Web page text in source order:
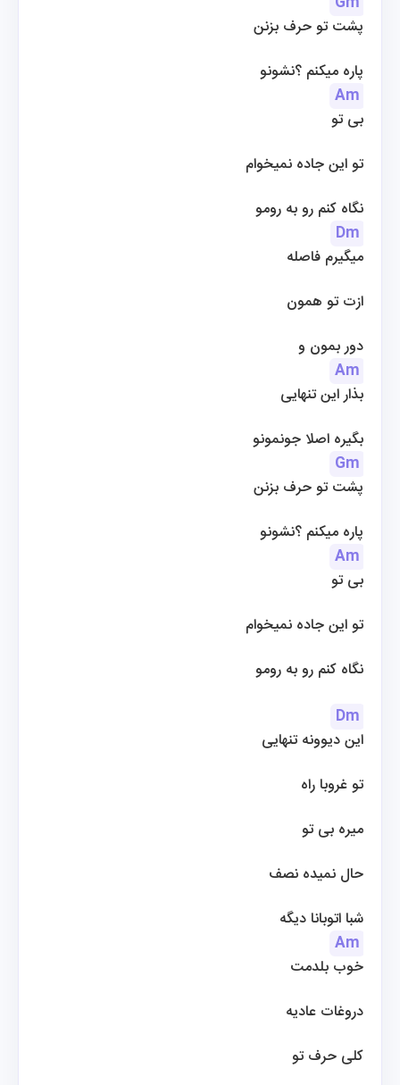
پشت تو حرف بزنن
پاره میکنم ؟نشونو
Am
بی تو
تو این جاده نمیخوام
نگاه کنم رو به رومو
Dm
میگیرم فاصله
ازت تو همون
دور بمون و
Am
بذار این تنهایی
بگیره اصلا جونمونو
Gm
پشت تو حرف بزنن
پاره میکنم ؟نشونو
Am
بی تو
تو این جاده نمیخوام
نگاه کنم رو به رومو
Dm
این دیوونه تنهایی
تو غروبا راه
میره بی تو
حال نمیده نصف
شبا اتوبانا دیگه
Am
خوب بلدمت
دروغات عادیه
کلی حرف تو